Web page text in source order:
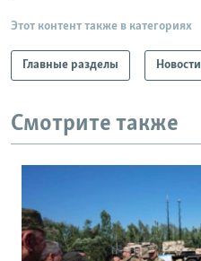
Этот контент также в категориях
Главные разделы Новости
Смотрите также